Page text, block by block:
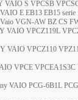
VAIO S VPCSB
E EB13 EB15 serie
VGN-AW BZ CS
VAIO VPCZ119L
VAIO VPCZ110
VPCE VPCEA1S3C
VAIO PCG-6B1L